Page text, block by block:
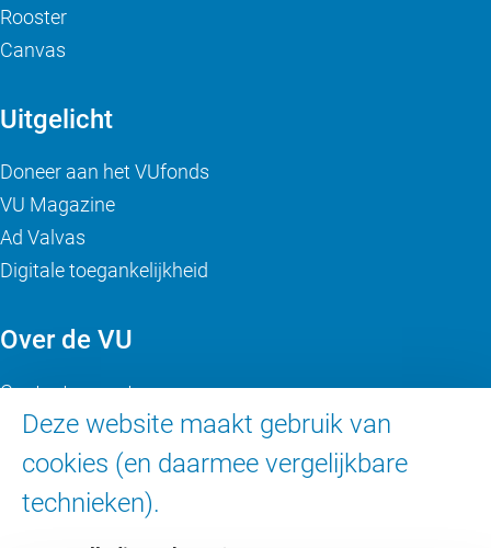
Deze website maakt gebruik van
cookies (en daarmee vergelijkbare
technieken).
Rooster
Canvas
Uitgelicht
Doneer aan het VUfonds
VU Magazine
Ad Valvas
Digitale toegankelijkheid
Over de VU
Contact en route
Werken bij de VU
Faculteiten
Diensten